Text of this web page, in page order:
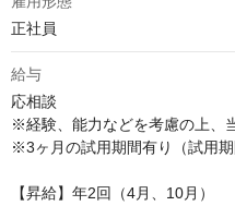
正社員
給与
応相談
※経験、能力などを考慮の上、
※3ヶ月の試用期間有り（試用期
【昇給】年2回（4月、10月）